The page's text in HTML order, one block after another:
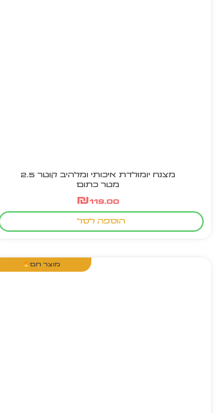
מצנח יומולדת איכותי ומלהיב קוטר 2.5
מטר כתום
₪119.00
הוספה לסל
מוצר חם